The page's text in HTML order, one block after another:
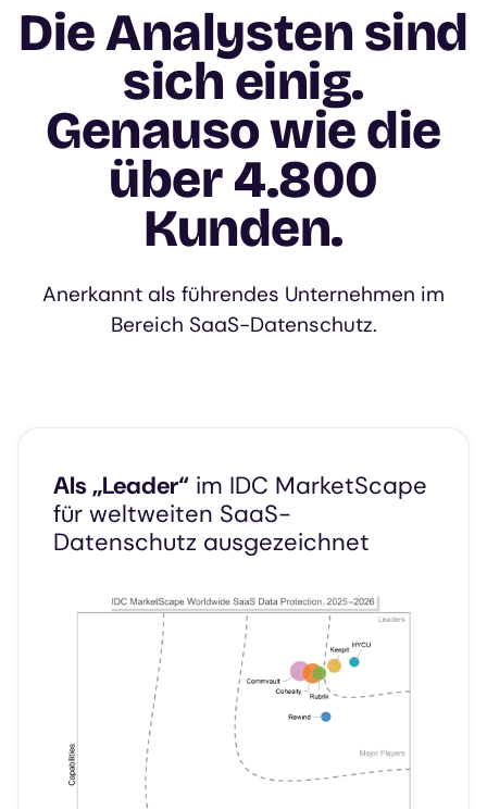
Die Analysten sind
sich einig.
Genauso wie die
über 4.800
Kunden.
Anerkannt als führendes Unternehmen im
Bereich SaaS-Datenschutz.
Als „Leader“ im IDC MarketScape
für weltweiten SaaS-
Datenschutz ausgezeichnet